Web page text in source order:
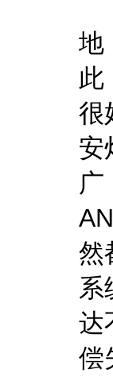
地
此
很
安
广
然
系
达
偿